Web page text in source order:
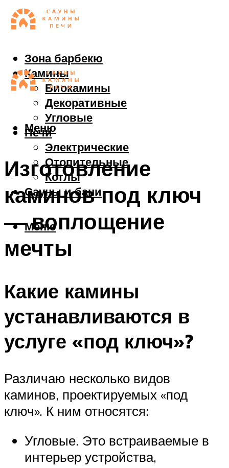
Зона барбекю
Камины
Биокамины
Декоративные
Угловые
Печи
Электрические
Отопительные
Котлы
Сауны и бани
Меню
Меню
Изготовление
каминов под ключ
— воплощение
мечты
Какие камины
устанавливаются в
услуге «под ключ»?
Различаю несколько видов
каминов, проектируемых «под
ключ». К ним относятся:
Угловые. Это встраиваемые в
интерьер устройства,